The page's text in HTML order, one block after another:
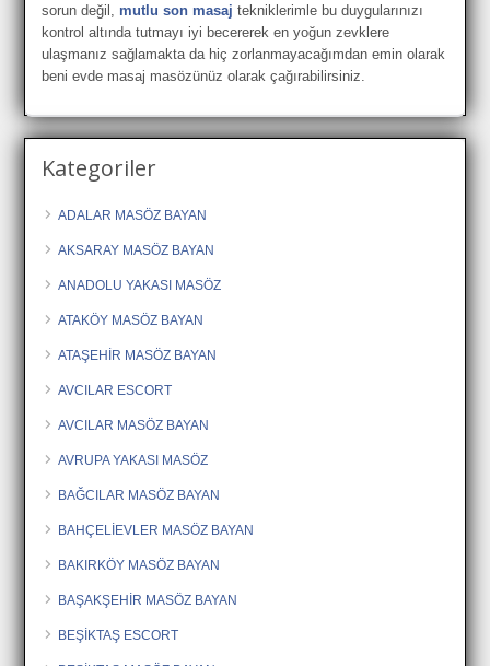
sorun değil, mutlu son masaj tekniklerimle bu duygularınızı
kontrol altında tutmayı iyi becererek en yoğun zevklere
ulaşmanız sağlamakta da hiç zorlanmayacağımdan emin olarak
beni evde masaj masözünüz olarak çağırabilirsiniz.
Kategoriler
ADALAR MASÖZ BAYAN
AKSARAY MASÖZ BAYAN
ANADOLU YAKASI MASÖZ
ATAKÖY MASÖZ BAYAN
ATAŞEHİR MASÖZ BAYAN
AVCILAR ESCORT
AVCILAR MASÖZ BAYAN
AVRUPA YAKASI MASÖZ
BAĞCILAR MASÖZ BAYAN
BAHÇELİEVLER MASÖZ BAYAN
BAKIRKÖY MASÖZ BAYAN
BAŞAKŞEHİR MASÖZ BAYAN
BEŞİKTAŞ ESCORT